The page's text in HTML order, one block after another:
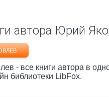
автора Юрий
- все книги автора в
библиотеки LibFox.